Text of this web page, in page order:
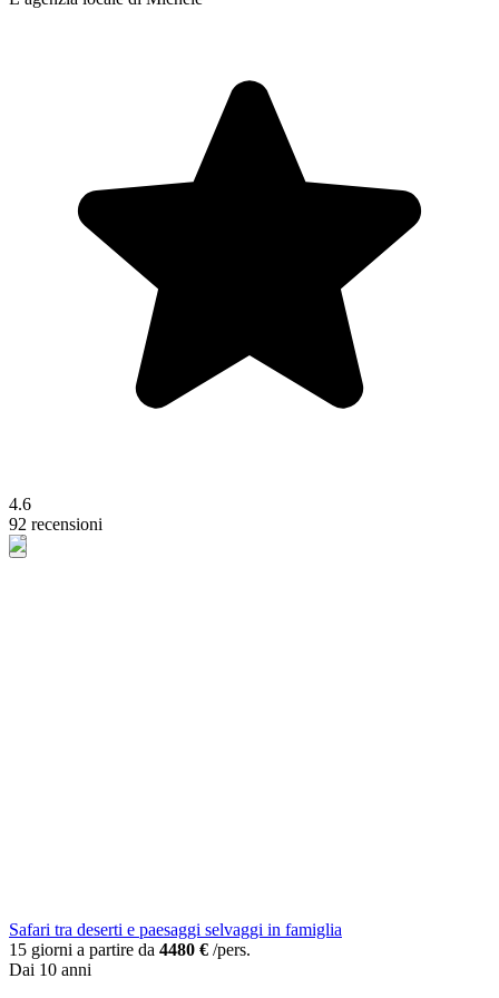
4.6
92 recensioni
Safari tra deserti e paesaggi selvaggi in famiglia
15 giorni a partire da 4480 € /pers.
Dai 10 anni